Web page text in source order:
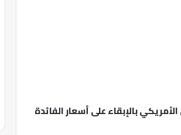
بالإبقاء على أسعار الفائدة